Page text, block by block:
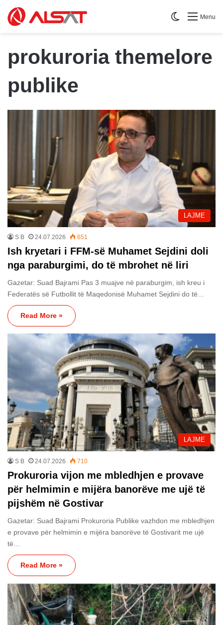
Menu
Switch skin
prokuroria themelore
publike
LAJME
S B 24.07.2026 651
Ish kryetari i FFM-së Muhamet Sejdini doli
nga paraburgimi, do të mbrohet në liri
Gazetar: Suad Bajrami Pas 3 muajve në paraburgim, ish kreu i
Federatës së Futbollit të Maqedonisë Muhamet Sejdini do të…
Read More »
LAJME
S B 24.07.2026 710
Prokuroria vijon me mbledhjen e provave
për helmimin e mijëra banorëve me ujë të
pijshëm në Gostivar
Gazetar: Suad Bajrami Prokuroria Publike vazhdon me mbledhjen
e provave për helmimin e mijëra banorëve të Gostivarit me ujë
të…
Read More »